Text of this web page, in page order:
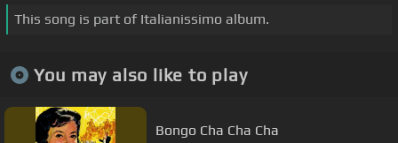
This song is part of Italianissimo album.
You may also like to play
Bongo Cha Cha Cha